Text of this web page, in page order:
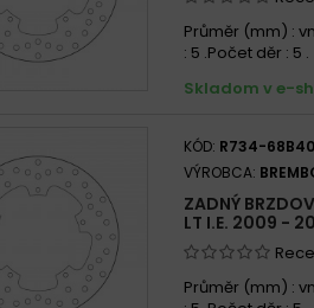
Průměr (mm) :
: 5 .Počet děr : 5 .
Skladom v e-
KÓD: R734-
VÝROBCA:
ZADNÝ
LT I.E. 2009 -
Průměr (mm) :